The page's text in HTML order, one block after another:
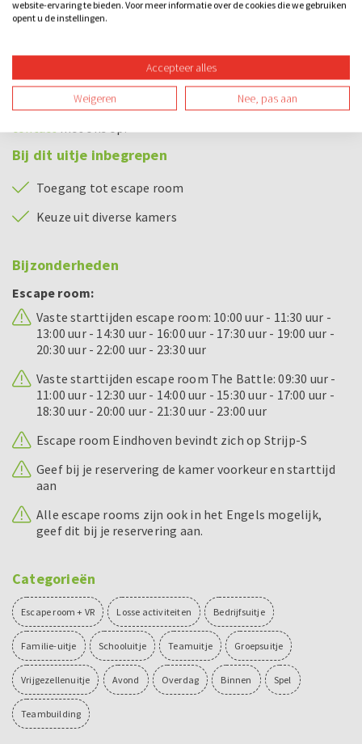
spelen.
zoals een quiz of citygame, ideaal als je een compleet
bedrijfsuitje wilt boeken of een escape room met eten
zoekt. Vraag vrijblijvend een offerte aan en neem bij vragen
contact met ons op.
Bij dit uitje inbegrepen
Toegang tot escape room
Keuze uit diverse kamers
Bijzonderheden
Escape room:
Vaste starttijden escape room: 10:00 uur - 11:30 uur -
13:00 uur - 14:30 uur - 16:00 uur - 17:30 uur - 19:00 uur -
20:30 uur - 22:00 uur - 23:30 uur
Vaste starttijden escape room The Battle: 09:30 uur -
11:00 uur - 12:30 uur - 14:00 uur - 15:30 uur - 17:00 uur -
18:30 uur - 20:00 uur - 21:30 uur - 23:00 uur
Escape room Eindhoven bevindt zich op Strijp-S
Geef bij je reservering de kamer voorkeur en starttijd
aan
Alle escape rooms zijn ook in het Engels mogelijk,
geef dit bij je reservering aan.
Categorieën
Escape room + VR Losse activiteiten Bedrijfsuitje
Familie-uitje Schooluitje Teamuitje Groepsuitje
Vrijgezellenuitje Avond Overdag Binnen Spel
Teambuilding
website-ervaring te bieden. Voor meer informatie over de cookies die we gebruiken
opent u de instellingen.
Accepteer alles
Weigeren Nee, pas aan